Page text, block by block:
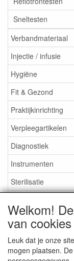
Sneltesten
Verbandmateriaal
Injectie / infusie
Hygiëne
Fit & Gezond
Praktijkinrichting
Verpleegartikelen
Diagnostiek
Instrumenten
Sterilisatie
Aktieartikelen
Welkom!
van cookies
Leuk dat je onze
mogen plaatsen.